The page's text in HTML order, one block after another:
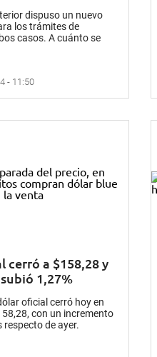
dispuso un nuevo
los trámites de
casos. A cuánto se
- 11:50
cerró a $158,28 y
1,27%
oficial cerró hoy en
con un incremento
respecto de ayer.